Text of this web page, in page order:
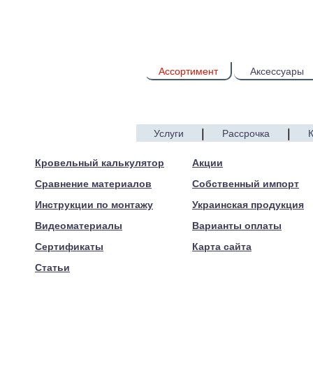
Ассортимент Аксессуары
Услуги Рассрочка
Кровельный калькулятор
Сравнение материалов
Инструкции по монтажу
Видеоматериалы
Сертификаты
Статьи
Акции
Собственный импорт
Украинская продукция
Варианты оплаты
Карта сайта